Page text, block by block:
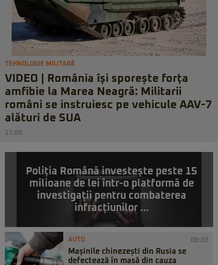
TEHNOLOGIE MILITARĂ
VIDEO | România își sporește forța
amfibie la Marea Neagră: Militarii
români se instruiesc pe vehicule AAV-7
alături de SUA
17:00
Poliția Română investește peste 15
milioane de lei într-o platformă de
investigații pentru combaterea
infracțiunilor ...
AUTO 08:20
Mașinile chinezești din Rusia se
defectează în masă din cauza